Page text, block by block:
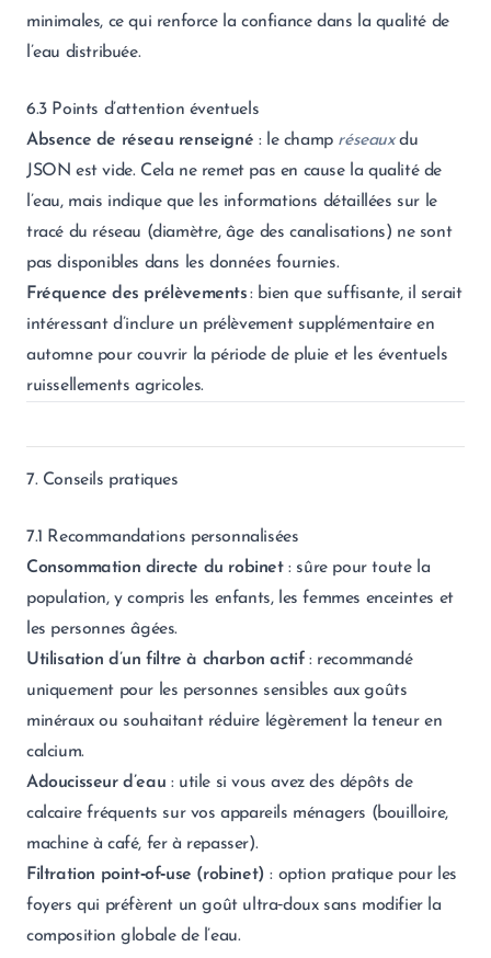
minimales, ce qui renforce la confiance dans la qualité de
l’eau distribuée.
6.3 Points d’attention éventuels
Absence de réseau renseigné : le champ réseauxdu
JSON est vide. Cela ne remet pas en cause la qualité de
l’eau, mais indique que les informations détaillées sur le
tracé du réseau (diamètre, âge des canalisations) ne sont
pas disponibles dans les données fournies.
Fréquence des prélèvements: bien que suffisante, il serait
intéressant d’inclure un prélèvement supplémentaire en
automne pour couvrir la période de pluie et les éventuels
ruissellements agricoles.
7. Conseils pratiques
7.1 Recommandations personnalisées
Consommation directe du robinet: sûre pour toute la
population, y compris les enfants, les femmes enceintes et
les personnes âgées.
Utilisation d’un filtre à charbon actif: recommandé
uniquement pour les personnes sensibles aux goûts
minéraux ou souhaitant réduire légèrement la teneur en
calcium.
Adoucisseur d’eau : utile si vous avez des dépôts de
calcaire fréquents sur vos appareils ménagers (bouilloire,
machine à café, fer à repasser).
Filtration point‑of‑use (robinet) : option pratique pour les
foyers qui préfèrent un goût ultra‑doux sans modifier la
composition globale de l’eau.